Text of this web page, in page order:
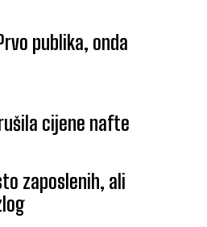
publika, onda
cijene nafte
zaposlenih, ali